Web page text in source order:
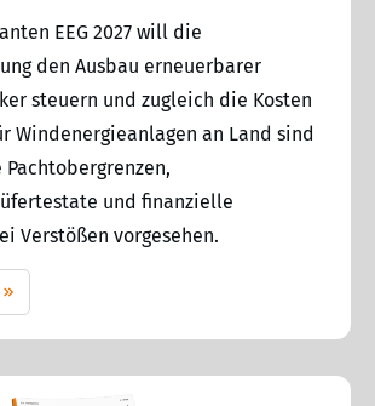
EEG 2027 will die
den Ausbau erneuerbarer
steuern und zugleich die Kosten
Windenergieanlagen an Land sind
und finanzielle
Verstößen vorgesehen.